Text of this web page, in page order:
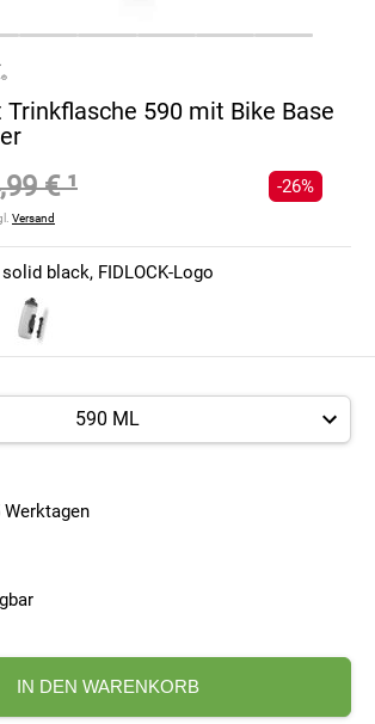
Trinkflasche 590 mit Bike Base
€¹
Versand
-26%
solid black, FIDLOCK-Logo
Werktagen
IN DEN WARENKORB